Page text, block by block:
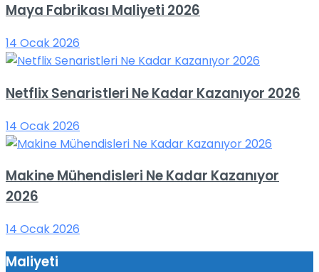
Maya Fabrikası Maliyeti 2026
14 Ocak 2026
Netflix Senaristleri Ne Kadar Kazanıyor 2026
14 Ocak 2026
Makine Mühendisleri Ne Kadar Kazanıyor
2026
14 Ocak 2026
Maliyeti